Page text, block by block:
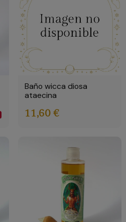
Baño wicca diosa
ataecina
11,60 €